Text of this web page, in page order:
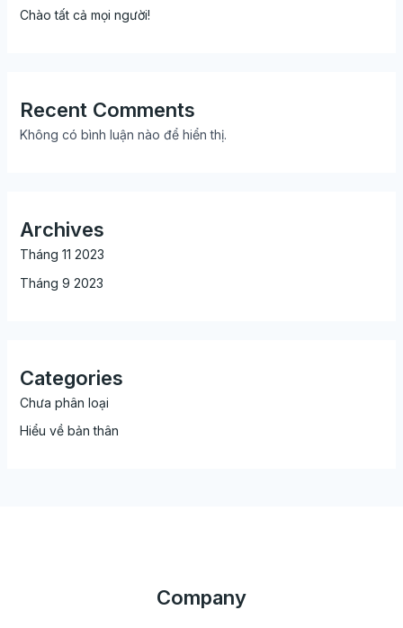
Chào tất cả mọi người!
Recent Comments
Không có bình luận nào để hiển thị.
Archives
Tháng 11 2023
Tháng 9 2023
Categories
Chưa phân loại
Hiểu về bản thân
Company